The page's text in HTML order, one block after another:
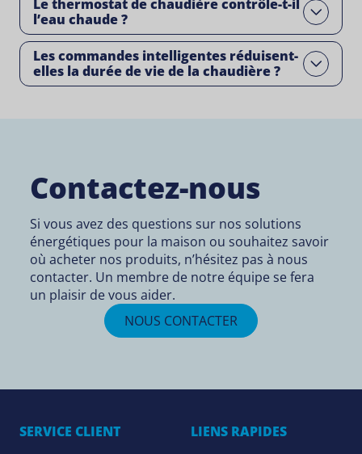
Le thermostat de chaudière contrôle-t-il
l’eau chaude ?
Open
Les commandes intelligentes réduisent-
elles la durée de vie de la chaudière ?Open
Contactez-nous
Si vous avez des questions sur nos solutions
énergétiques pour la maison ou souhaitez savoir
où acheter nos produits, n’hésitez pas à nous
contacter. Un membre de notre équipe se fera
un plaisir de vous aider.
NOUS CONTACTER
SERVICE CLIENT
LIENS RAPIDES